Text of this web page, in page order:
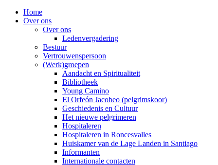
Home
Over ons
Over ons
Ledenvergadering
Bestuur
Vertrouwenspersoon
(Werk)groepen
Aandacht en Spiritualiteit
Bibliotheek
Young Camino
El Orfeón Jacobeo (pelgrimskoor)
Geschiedenis en Cultuur
Het nieuwe pelgrimeren
Hospitaleren
Hospitaleren in Roncesvalles
Huiskamer van de Lage Landen in Santiago
Informanten
Internationale contacten